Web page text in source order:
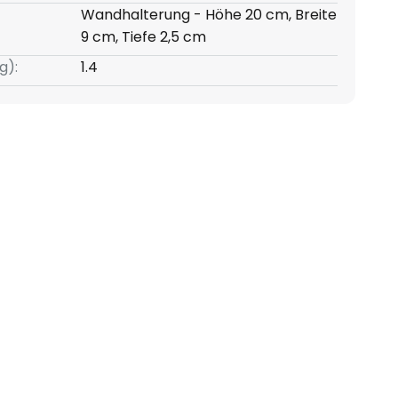
Wandhalterung - Höhe 20 cm, Breite
9 cm, Tiefe 2,5 cm
1.4